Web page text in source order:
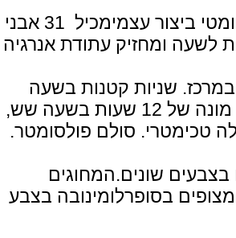
מנגנון קליבר אל-פרימו 400 מכני אוטומטי ביצור עצמימכיל 31 אבני
36,000 פעימות לשעה ומחזיק עתודת אנרגיה
שניות קטנות בשעה
תשע. כרונוגרף: מחוג כרונוגרף מרכזי, מונה של 12 שעות בשעה שש,
טכימטרי. סולם פולסומטר.
שונים.המחוגים
בסופרלומינובה בצבע